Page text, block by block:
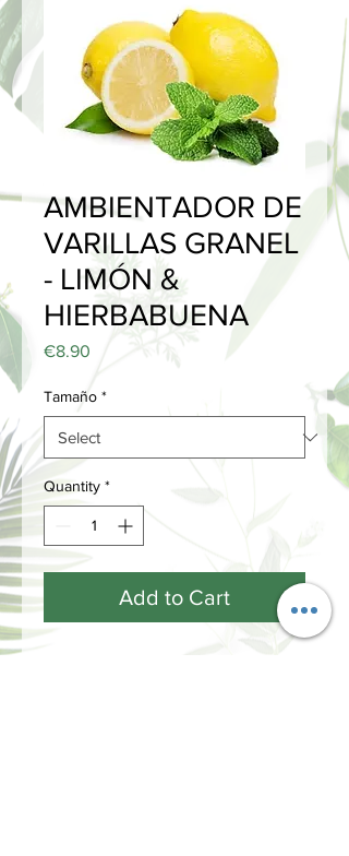
AMBIENTADOR DE
VARILLAS GRANEL
- LIMÓN &
HIERBABUENA
€8.90
Tamaño *
Quantity *
Add to Cart